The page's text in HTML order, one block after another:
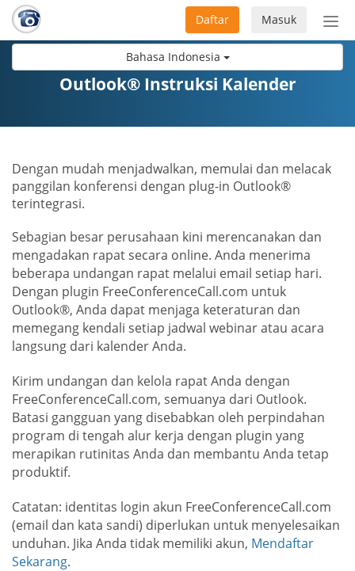
Bahasa Indonesia
Masuk
Daftar
Outlook® Instruksi Kalender
Dengan mudah menjadwalkan, memulai dan melacak
panggilan konferensi dengan plug-in Outlook®
terintegrasi.
Sebagian besar perusahaan kini merencanakan dan
mengadakan rapat secara online. Anda menerima
beberapa undangan rapat melalui email setiap hari.
Dengan plugin FreeConferenceCall.com untuk
Outlook®, Anda dapat menjaga keteraturan dan
memegang kendali setiap jadwal webinar atau acara
langsung dari kalender Anda.
Kirim undangan dan kelola rapat Anda dengan
FreeConferenceCall.com, semuanya dari Outlook.
Batasi gangguan yang disebabkan oleh perpindahan
program di tengah alur kerja dengan plugin yang
merapikan rutinitas Anda dan membantu Anda tetap
produktif.
Catatan: identitas login akun FreeConferenceCall.com
(email dan kata sandi) diperlukan untuk menyelesaikan
unduhan. Jika Anda tidak memiliki akun, Mendaftar
Sekarang.